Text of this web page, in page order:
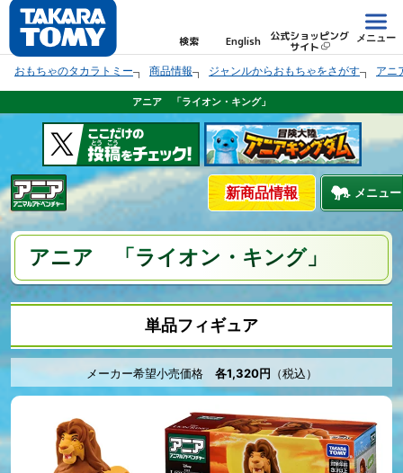
検索 English 公式ショッピング
サイト
メニュー
おもちゃのタカラトミー 商品情報 ジャンルからおもちゃをさがす アニ
アニア 「ライオン・キング」
新商品情報 メニュー
アニア 「ライオン・キング」
単品フィギュア
メーカー希望小売価格 各1,320円 （税込）